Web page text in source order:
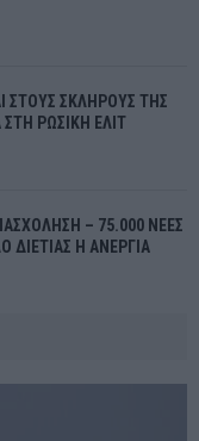
ΣΤΟΥΣ ΣΚΛΗΡΟΥΣ ΤΗΣ
ΡΩΣΙΚΗ ΕΛΙΤ
– 75.000 ΝΕΕΣ
ΔΙΕΤΙΑΣ Η ΑΝΕΡΓΙΑ